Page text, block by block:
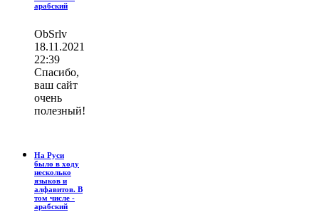
арабский
ОbSrlv
18.11.2021
22:39
Спасибо,
ваш сайт
очень
полезный!
На Руси
было в ходу
несколько
языков и
алфавитов. В
том числе -
арабский